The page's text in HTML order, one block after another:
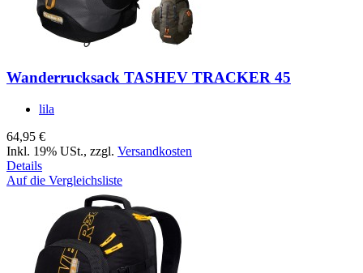
Wanderrucksack TASHEV TRACKER 45
lila
64,95 €
Inkl. 19% USt., zzgl. Versandkosten
Details
Auf die Vergleichsliste